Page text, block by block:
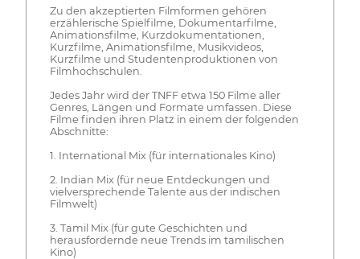
Zu den akzeptierten Filmformen gehören
erzählerische Spielfilme, Dokumentarfilme,
Animationsfilme, Kurzdokumentationen,
Kurzfilme, Animationsfilme, Musikvideos,
Kurzfilme und Studentenproduktionen von
Filmhochschulen.
Jedes Jahr wird der TNFF etwa 150 Filme aller
Genres, Längen und Formate umfassen. Diese
Filme finden ihren Platz in einem der folgenden
Abschnitte:
1. International Mix (für internationales Kino)
2. Indian Mix (für neue Entdeckungen und
vielversprechende Talente aus der indischen
Filmwelt)
3. Tamil Mix (für gute Geschichten und
herausfordernde neue Trends im tamilischen
Kino)